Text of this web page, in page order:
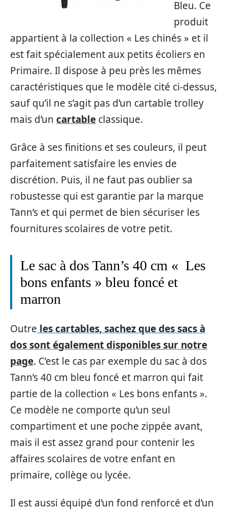
Bleu. Ce
produit
appartient à la collection « Les chinés » et il
est fait spécialement aux petits écoliers en
Primaire. Il dispose à peu près les mêmes
caractéristiques que le modèle cité ci-dessus,
sauf qu’il ne s’agit pas d’un cartable trolley
mais d’un cartable classique.
Grâce à ses finitions et ses couleurs, il peut
parfaitement satisfaire les envies de
discrétion. Puis, il ne faut pas oublier sa
robustesse qui est garantie par la marque
Tann’s et qui permet de bien sécuriser les
fournitures scolaires de votre petit.
Le sac à dos Tann’s 40 cm « Les
bons enfants » bleu foncé et
marron
Outre les cartables, sachez que des sacs à
dos sont également disponibles sur notre
page. C’est le cas par exemple du sac à dos
Tann’s 40 cm bleu foncé et marron qui fait
partie de la collection « Les bons enfants ».
Ce modèle ne comporte qu’un seul
compartiment et une poche zippée avant,
mais il est assez grand pour contenir les
affaires scolaires de votre enfant en
primaire, collège ou lycée.
Il est aussi équipé d’un fond renforcé et d’un